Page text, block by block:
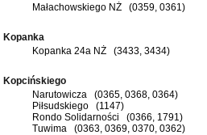
Małachowskiego NŻ (0359, 0361)
Kopanka
Kopanka 24a NŻ (3433, 3434)
Kopcińskiego
Narutowicza (0365, 0368, 0364)
Piłsudskiego (1147)
Rondo Solidarności (0366, 1791)
Tuwima (0363, 0369, 0370, 0362)